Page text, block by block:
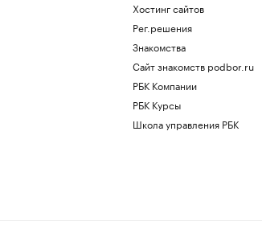
Хостинг сайтов
Рег.решения
Знакомства
Сайт знакомств podbor.ru
РБК Компании
РБК Курсы
Школа управления РБК